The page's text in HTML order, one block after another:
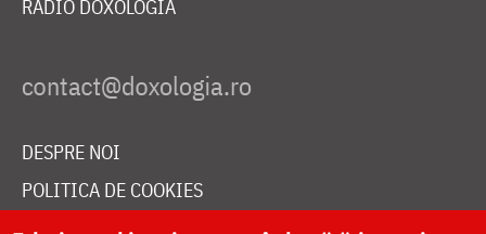
RADIO DOXOLOGIA
DESPRE NOI
POLITICA DE COOKIES
DONEAZĂ ONLINE PENTRU CATEDRALA NAȚIONALĂ